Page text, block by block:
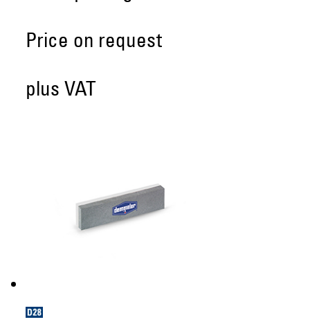
Price on request
plus VAT